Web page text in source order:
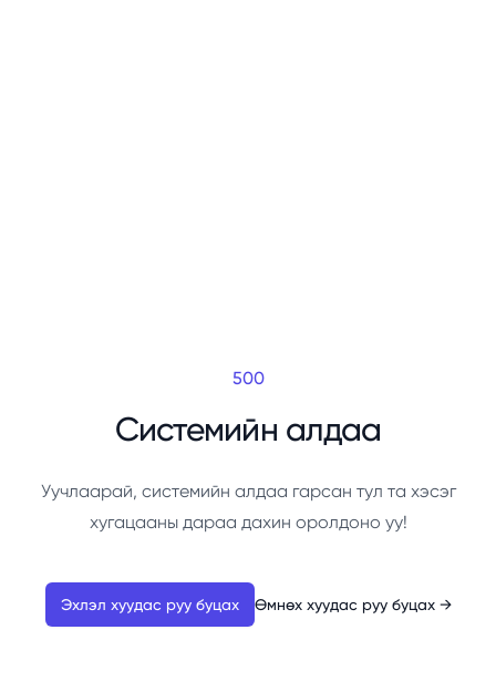
500
Системийн алдаа
Уучлаарай, системийн алдаа гарсан тул та хэсэг
хугацааны дараа дахин оролдоно уу!
Эхлэл хуудас руу буцах Өмнөх хуудас руу буцах →